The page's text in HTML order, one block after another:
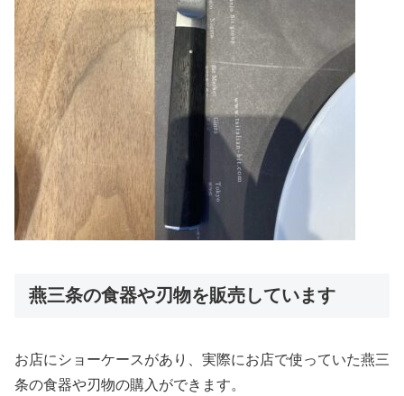
燕三条の食器や刃物を販売しています
お店にショーケースがあり、実際にお店で使っていた燕三
条の食器や刃物の購入ができます。